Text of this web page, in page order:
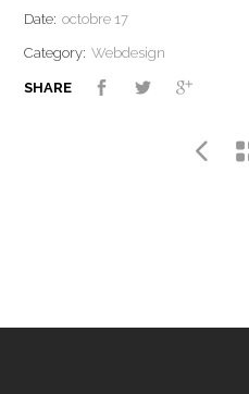
Date: octobre 17
Category: Webdesign
SHARE